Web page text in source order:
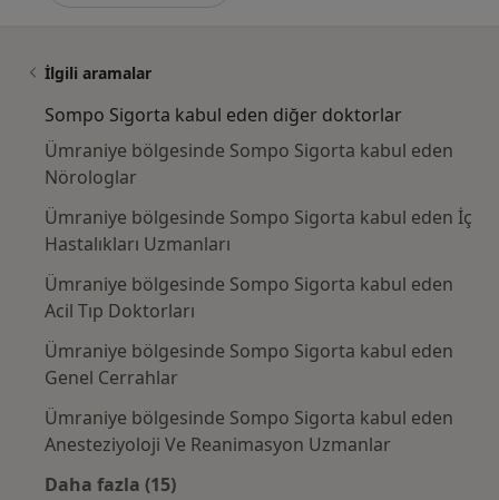
İlgili aramalar
Sompo Sigorta kabul eden diğer doktorlar
Ümraniye bölgesinde Sompo Sigorta kabul eden
Nörologlar
Ümraniye bölgesinde Sompo Sigorta kabul eden İç
Hastalıkları Uzmanları
Ümraniye bölgesinde Sompo Sigorta kabul eden
Acil Tıp Doktorları
Ümraniye bölgesinde Sompo Sigorta kabul eden
Genel Cerrahlar
Ümraniye bölgesinde Sompo Sigorta kabul eden
Anesteziyoloji Ve Reanimasyon Uzmanlar
Daha fazla (15)